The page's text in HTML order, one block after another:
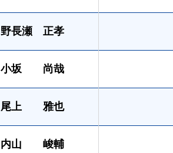
野長瀬 正孝
小坂 尚哉
尾上 雅也
内山 峻輔